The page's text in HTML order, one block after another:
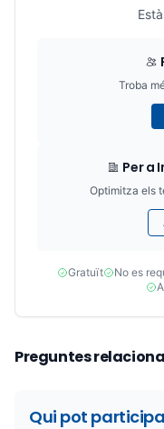
Troba
Per a
Optimitza els
Gratuït No es
Preguntes
Qui pot